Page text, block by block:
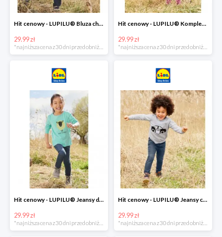
Hit cenowy - LUPILU® Bluza chłopięca w stylu college
29.99 zł
*najniższa cena z 30 dni przed obniżką
Hit cenowy - LUPILU® Komplet dziewczęcy (sukienka + legginsy)
29.99 zł
*najniższa cena z 30 dni przed obniżką
Hit cenowy - LUPILU® Jeansy dziewczęce slim fit
29.99 zł
Hit cenowy - LUPILU® Jeansy chłopięce slim fit
29.99 zł